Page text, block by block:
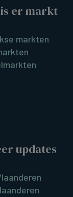
er markt
markten
updates